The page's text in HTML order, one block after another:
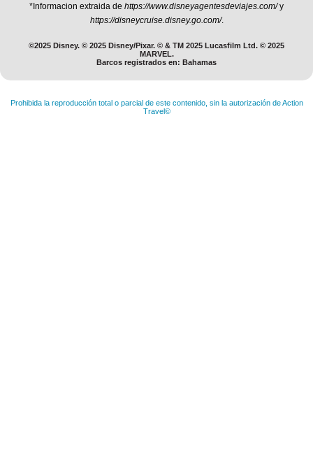
*Informacion extraida de https://www.disneyagentesdeviajes.com/y
https://disneycruise.disney.go.com/.
©2025 Disney. © 2025 Disney/Pixar. © & TM 2025 Lucasfilm Ltd. © 2025
MARVEL.
Barcos registrados en: Bahamas
Prohibida la reproducción total o parcial de este contenido, sin la autorización de Action
Travel©